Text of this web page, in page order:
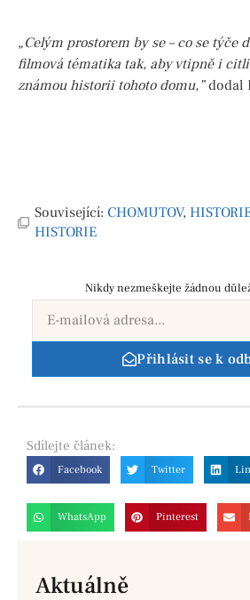
„Celým prostorem by se – co se týče
filmová tématika tak, aby vtipně i
známou historii tohoto domu,”dodal
Související: CHOMUTOV,
HISTORIE
Nikdy nezmeškejte žádnou
Přihlásit se k
Sdílejte článek:
Facebook Twitter
WhatsApp Pinterest
Aktuálně